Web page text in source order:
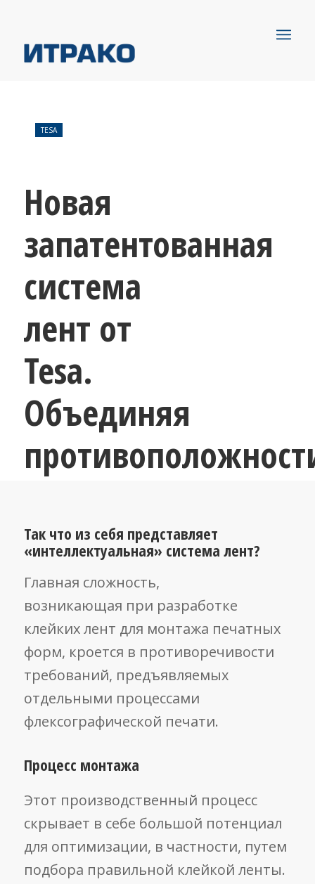
TESA
Новая
запатентованная
система
лент от
Tesa.
Объединяя
Так что из себя представляет
«интеллектуальная» система лент?
Главная сложность,
возникающая при разработке
клейких лент для монтажа печатных
форм, кроется в противоречивости
требований, предъявляемых
отдельными процессами
флексографической печати.
Процесс монтажа
Этот производственный процесс
скрывает в себе большой потенциал
для оптимизации, в частности, путем
подбора правильной клейкой ленты.